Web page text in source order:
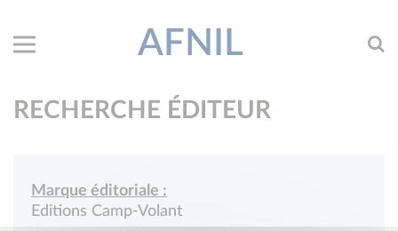
AFNIL
RECHERCHE ÉDITEUR
Marque éditoriale :
Editions Camp-Volant